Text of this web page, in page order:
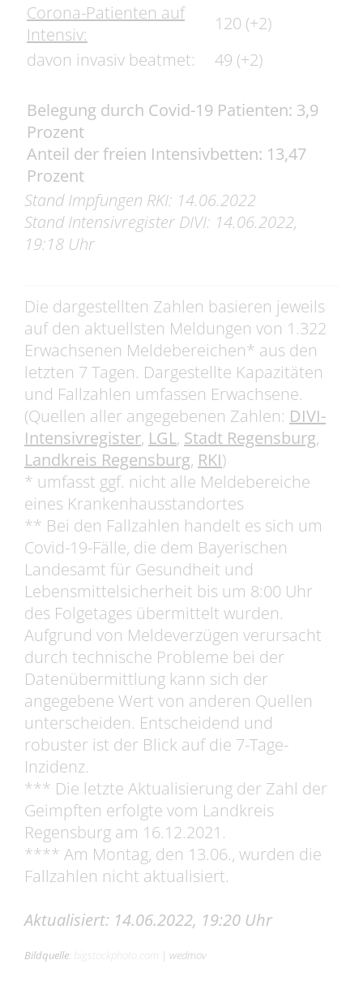
Corona-Patienten auf
Intensiv:
120 (+2)
davon invasiv beatmet:
49 (+2)
Belegung durch Covid-19 Patienten: 3,9
Prozent
Anteil der freien Intensivbetten: 13,47
Prozent
Stand Impfungen RKI: 14.06.2022
Stand Intensivregister DIVI: 14.06.2022,
19:18 Uhr
Die dargestellten Zahlen basieren jeweils
auf den aktuellsten Meldungen von 1.322
Erwachsenen Meldebereichen* aus den
letzten 7 Tagen. Dargestellte Kapazitäten
und Fallzahlen umfassen Erwachsene.
(Quellen aller angegebenen Zahlen: DIVI-
Intensivregister, LGL, Stadt Regensburg,
Landkreis Regensburg, RKI)
* umfasst ggf. nicht alle Meldebereiche
eines Krankenhausstandortes
** Bei den Fallzahlen handelt es sich um
Covid-19-Fälle, die dem Bayerischen
Landesamt für Gesundheit und
Lebensmittelsicherheit bis um 8:00 Uhr
des Folgetages übermittelt wurden.
Aufgrund von Meldeverzügen verursacht
durch technische Probleme bei der
Datenübermittlung kann sich der
angegebene Wert von anderen Quellen
unterscheiden. Entscheidend und
robuster ist der Blick auf die 7-Tage-
Inzidenz.
*** Die letzte Aktualisierung der Zahl der
Geimpften erfolgte vom Landkreis
Regensburg am 16.12.2021.
**** Am Montag, den 13.06., wurden die
Fallzahlen nicht aktualisiert.
Aktualisiert: 14.06.2022, 19:20 Uhr
Bildquelle: | wedmov